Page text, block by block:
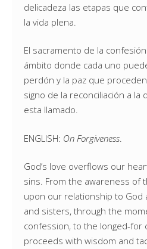
delicadeza las etapas que
la vida plena.
El sacramento de la
ámbito donde cada uno
perdón y la paz que
signo de la reconciliación a
esta llamado.
ENGLISH: On Forgiveness
God’s love overflows our
sins. From the awareness of
upon our relationship to
and sisters, through the
confession, to the longed-for
proceeds with wisdom and